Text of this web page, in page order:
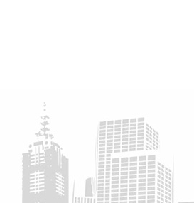
3、洪荒70等；直线型场
，参与企业包括Helion、
变能初创企业头部效应明
。聚变能初创企业主要集
变能源公司，CFS、
与其他公司存在明显差